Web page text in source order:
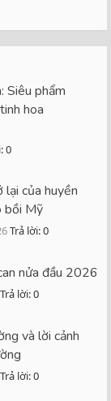
Siêu phẩm
hoa
0
của huyền
bồi Mỹ
Trả lời: 0
nửa đầu 2026
Trả lời: 0
và lời cảnh
Trả lời: 0